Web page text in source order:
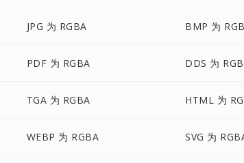
JPG 为 RGBA BMP 为
PDF 为 RGBA DDS 为
TGA 为 RGBA HTML 为
WEBP 为 RGBA SVG 为